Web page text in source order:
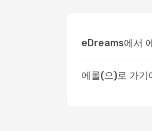
eDreams에서
에롤(으)로 가기